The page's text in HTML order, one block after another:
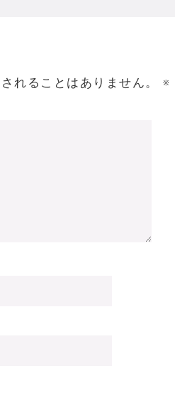
相互RSS
れることはありません。 ※